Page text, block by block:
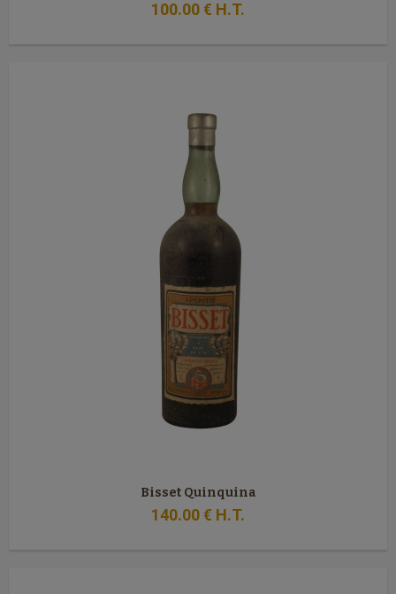
100.00€ H.T.
Bisset Quinquina
140.00€ H.T.